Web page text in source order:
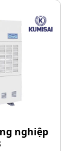
hiệu quả
giữ được
phí bảo trì.
nghiệp